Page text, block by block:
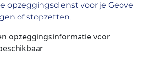
opzeggingsdienst voor je Geove
of stopzetten.
opzeggingsinformatie voor